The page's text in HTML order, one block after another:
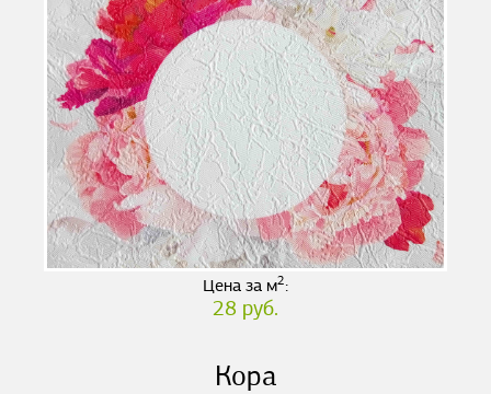
Цена за м2:
28 руб.
Кора